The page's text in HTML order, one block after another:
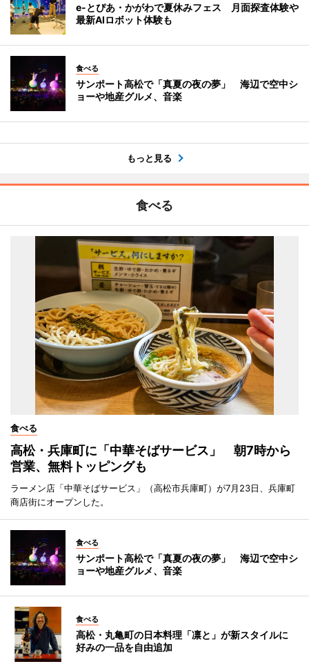
e-とぴあ・かがわで夏休みフェス 月面探査体験や
最新AIロボット体験も
食べる
サンポート高松で「真夏の夜の夢」 海辺で空中シ
ョーや地産グルメ、音楽
もっと見る
食べる
食べる
高松・兵庫町に「中華そばサービス」 朝7時から
営業、無料トッピングも
ラーメン店「中華そばサービス」（高松市兵庫町）が7月23日、兵庫町
商店街にオープンした。
食べる
サンポート高松で「真夏の夜の夢」 海辺で空中シ
ョーや地産グルメ、音楽
食べる
高松・丸亀町の日本料理「凛と」が新スタイルに
好みの一品を自由追加